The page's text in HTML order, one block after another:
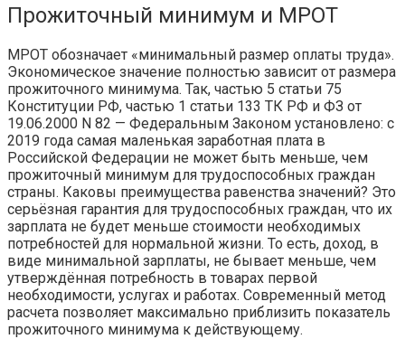
Прожиточный минимум и МРОТ
МРОТ обозначает «минимальный размер оплаты труда».
Экономическое значение полностью зависит от размера
прожиточного минимума. Так, частью 5 статьи 75
Конституции РФ, частью 1 статьи 133 ТК РФ и ФЗ от
19.06.2000 N 82 — Федеральным Законом установлено: с
2019 года самая маленькая заработная плата в
Российской Федерации не может быть меньше, чем
прожиточный минимум для трудоспособных граждан
страны. Каковы преимущества равенства значений? Это
серьёзная гарантия для трудоспособных граждан, что их
зарплата не будет меньше стоимости необходимых
потребностей для нормальной жизни. То есть, доход, в
виде минимальной зарплаты, не бывает меньше, чем
утверждённая потребность в товарах первой
необходимости, услугах и работах. Современный метод
расчета позволяет максимально приблизить показатель
прожиточного минимума к действующему.